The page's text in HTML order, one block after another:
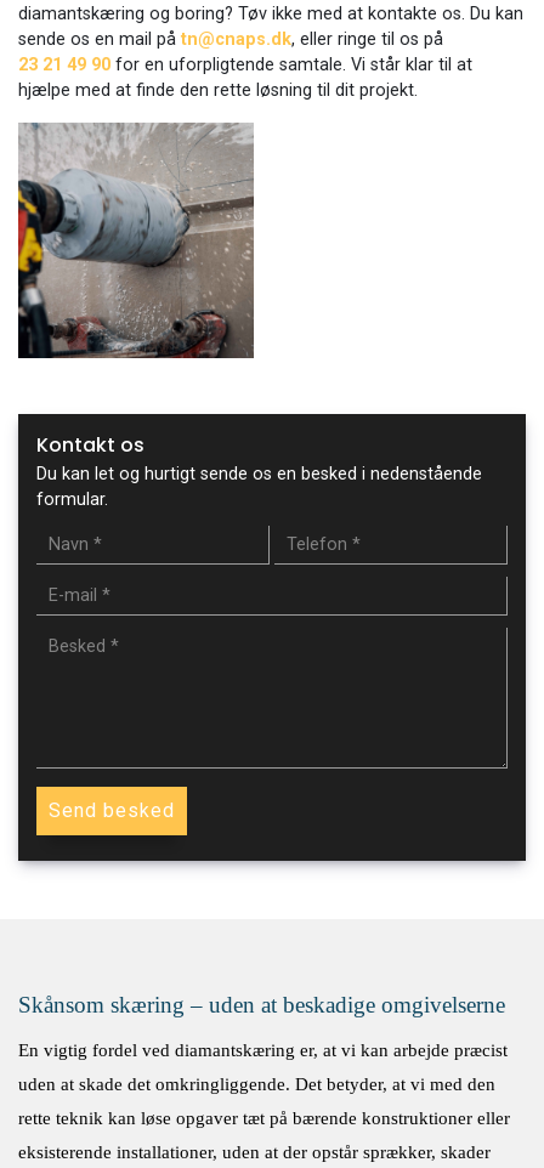
diamantskæring og boring? Tøv ikke med at kontakte os. Du kan
sende os en mail på tn@cnaps.dk, eller ringe til os på
23 21 49 90 for en uforpligtende samtale. Vi står klar til at
hjælpe med at finde den rette løsning til dit projekt.
Kontakt os
Du kan let og hurtigt sende os en besked i nedenstående
formular.
Skånsom skæring – uden at beskadige omgivelserne
En vigtig fordel ved diamantskæring er, at vi kan arbejde præcist
uden at skade det omkringliggende. Det betyder, at vi med den
rette teknik kan løse opgaver tæt på bærende konstruktioner eller
eksisterende installationer, uden at der opstår sprækker, skader